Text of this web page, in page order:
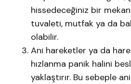
hissedeceğiniz bir
tuvaleti, mutfak ya da
olabilir.
Ani hareketler ya da
hızlanma panik halini
yaklaştırır. Bu sebeple